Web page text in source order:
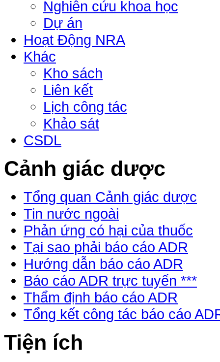
Nghiên cứu khoa học
Dự án
Hoạt Động NRA
Khác
Kho sách
Liên kết
Lịch công tác
Khảo sát
CSDL
Cảnh giác dược
Tổng quan Cảnh giác dược
Tin nước ngoài
Phản ứng có hại của thuốc
Tại sao phải báo cáo ADR
Hướng dẫn báo cáo ADR
Báo cáo ADR trực tuyến ***
Thẩm định báo cáo ADR
Tổng kết công tác báo cáo
Tiện ích